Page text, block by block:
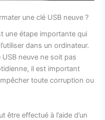
une clé USB neuve ?
une étape importante qui
dans un ordinateur.
USB neuve ne soit pas
il est important
toute corruption ou
être effectué à l’aide d’un